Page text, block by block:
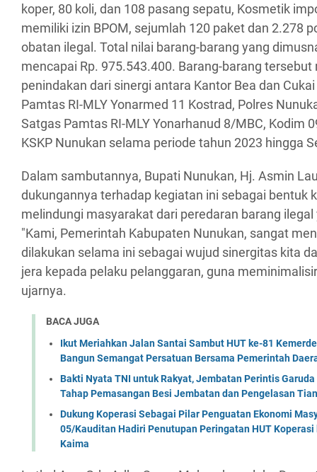
koper, 80 koli, dan 108 pasang sepatu, Kosmetik
memiliki izin BPOM, sejumlah 120 paket dan 2.278
obatan ilegal. Total nilai barang-barang yang
mencapai Rp. 975.543.400. Barang-barang
penindakan dari sinergi antara Kantor Bea dan
Pamtas RI-MLY Yonarmed 11 Kostrad, Polres
Satgas Pamtas RI-MLY Yonarhanud 8/MBC, Kodim
KSKP Nunukan selama periode tahun 2023 hingga
Dalam sambutannya, Bupati Nunukan, Hj. Asmin
dukungannya terhadap kegiatan ini sebagai bentuk
melindungi masyarakat dari peredaran barang
"Kami, Pemerintah Kabupaten Nunukan, sangat
dilakukan selama ini sebagai wujud sinergitas kita
jera kepada pelaku pelanggaran, guna
ujarnya.
BACA JUGA
Ikut Meriahkan Jalan Santai Sambut HUT ke-81
Bangun Semangat Persatuan Bersama Pemerintah
Bakti Nyata TNI untuk Rakyat, Jembatan Perintis
Tahap Pemasangan Besi Jembatan dan Pengelasan
Dukung Koperasi Sebagai Pilar Penguatan Ekonomi
05/Kauditan Hadiri Penutupan Peringatan HUT Koperasi
Kaima